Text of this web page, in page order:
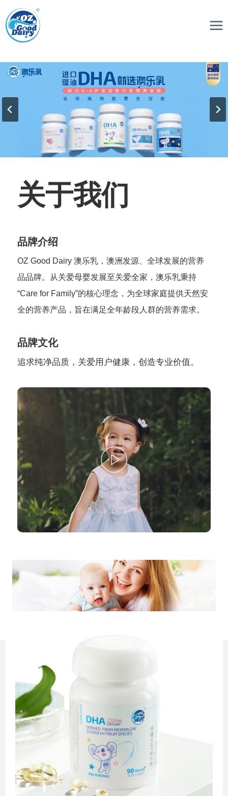
到
内
关于我们
品牌介绍
OZ Good Dairy 澳乐乳，澳洲发源、全球发展的营养
品品牌。从关爱母婴发展至关爱全家，澳乐乳秉持
“Care for Family”的核心理念，为全球家庭提供天然安
全的营养产品，旨在满足全年龄段人群的营养需求。
品牌文化
追求纯净品质，关爱用户健康，创造专业价值。